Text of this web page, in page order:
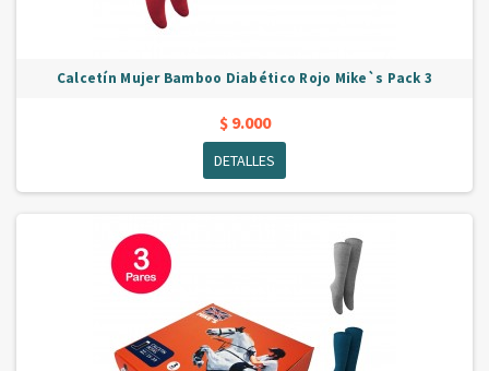
Calcetín Mujer Bamboo Diabético Rojo Mike`s Pack 3
$ 9.000
DETALLES